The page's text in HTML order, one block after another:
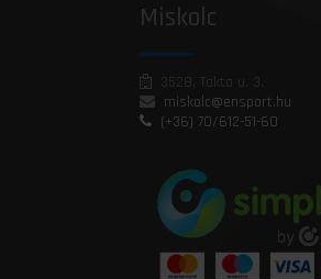
Miskolc
3528, Takta u. 3.
miskolc@ensport.hu
(+36) 70/612-51-60